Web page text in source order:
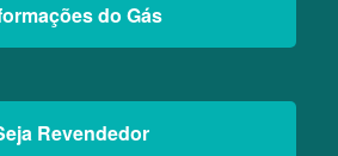
do Gás
Revendedor